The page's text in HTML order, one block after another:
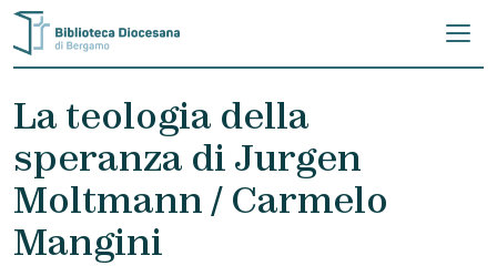
Skip to content
La teologia della
speranza di Jurgen
Moltmann / Carmelo
Mangini